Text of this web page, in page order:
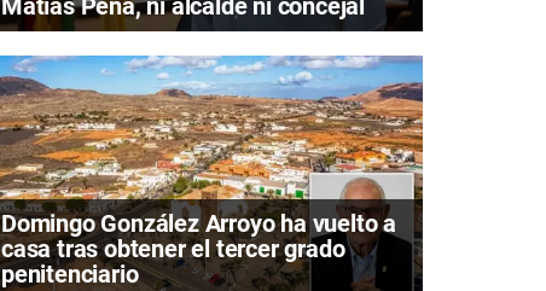
Matías Peña, ni alcalde ni concejal
Domingo González Arroyo ha vuelto a
casa tras obtener el tercer grado
penitenciario